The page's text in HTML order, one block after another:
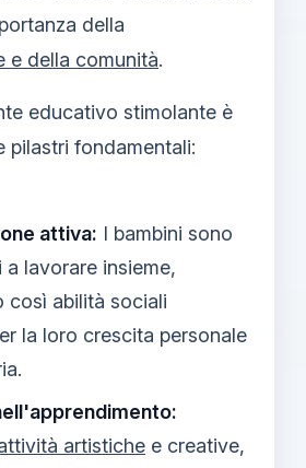
della
e della comunità.
educativo stimolante è
pilastri fondamentali:
attiva: I bambini sono
lavorare insieme,
così abilità sociali
la loro crescita personale
artistiche e creative,